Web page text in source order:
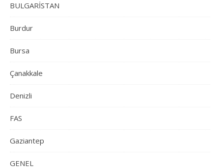
BULGARİSTAN
Burdur
Bursa
Çanakkale
Denizli
FAS
Gaziantep
GENEL